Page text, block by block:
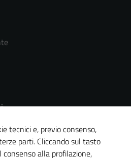
Servizi
tecnici e, previo consenso,
parti. Cliccando sul tasto
alla profilazione,